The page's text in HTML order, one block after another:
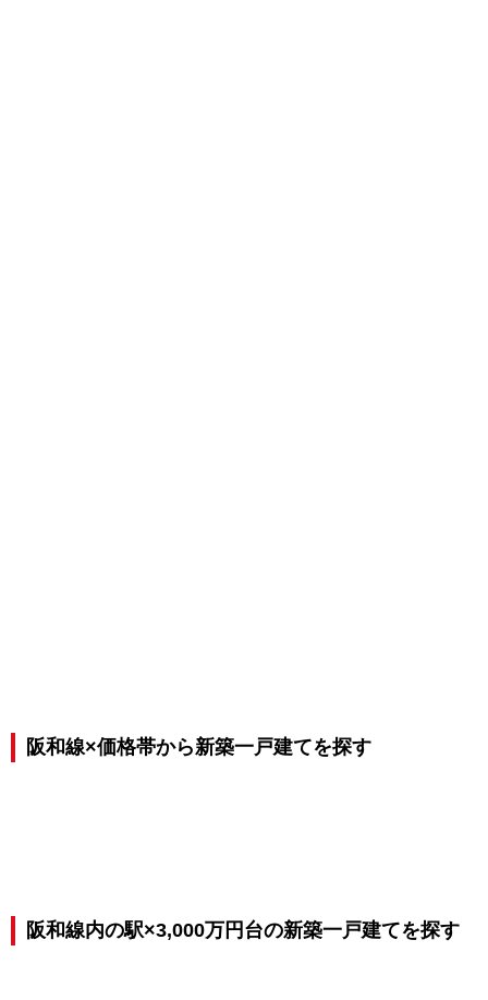
阪和線×価格帯から新築一戸建てを探す
阪和線内の駅×3,000万円台の新築一戸建てを探す